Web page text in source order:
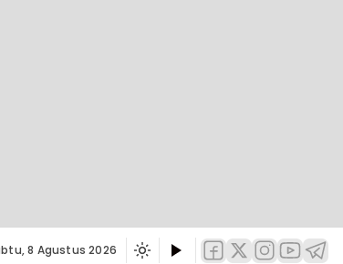
8 Agustus 2026